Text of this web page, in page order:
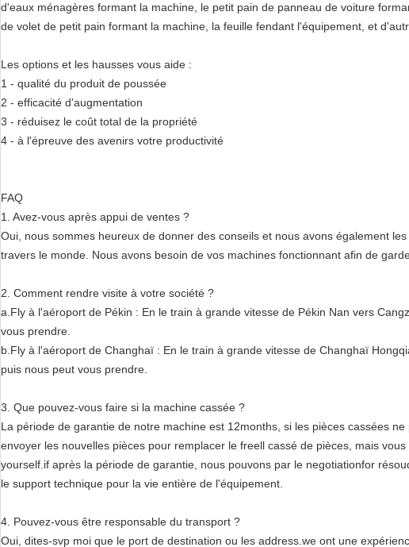
d'eaux ménagères formant la machine, le petit pain de panneau de voiture
de volet de petit pain formant la machine, la feuille fendant l'équipement, et
Les options et les hausses vous aide :
1 - qualité du produit de poussée
2 - efficacité d'augmentation
3 - réduisez le coût total de la propriété
4 - à l'épreuve des avenirs votre productivité
FAQ
1. Avez-vous après appui de ventes ?
Oui, nous sommes heureux de donner des conseils et nous avons également
travers le monde. Nous avons besoin de vos machines fonctionnant afin de
2. Comment rendre visite à votre société ?
a.Fly à l'aéroport de Pékin : En le train à grande vitesse de Pékin Nan vers
vous prendre.
b.Fly à l'aéroport de Changhaï : En le train à grande vitesse de Changhaï
puis nous peut vous prendre.
3. Que pouvez-vous faire si la machine cassée ?
La période de garantie de notre machine est 12months, si les pièces cassées
envoyer les nouvelles pièces pour remplacer le freell cassé de pièces, mais
yourself.if après la période de garantie, nous pouvons par le negotiationfor
le support technique pour la vie entière de l'équipement.
4. Pouvez-vous être responsable du transport ?
Oui, dites-svp moi que le port de destination ou les address.we ont une